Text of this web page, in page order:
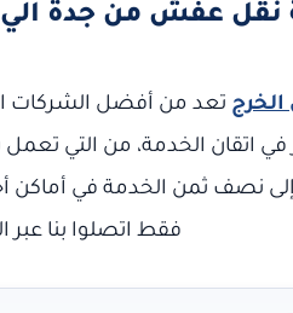
عفش من جدة الي الخرج
تعد من أفضل الشركات
في اتقان الخدمة، من التي
نصف ثمن الخدمة في أماكن
فقط اتصلوا بنا عبر